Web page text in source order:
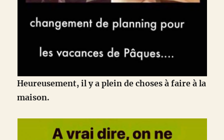
Heureusement, il y a plein de choses à faire à la
maison.